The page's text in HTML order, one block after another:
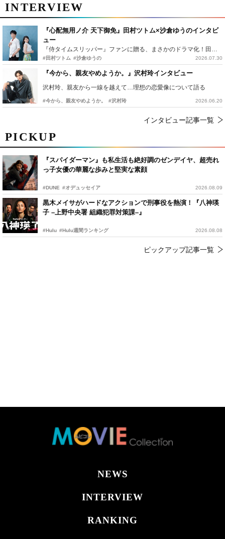
PICKUP
『スパイダーマン』も私生活も絶好調のゼンデイヤ、超売れ
っ子女優の華麗な歩みと堅実な素顔
#DUNE #オデュッセイア 2026.08.09
黒木メイサがハードなアクションで刑事役を熱演！『八神瑛
子 –上野中央署 組織犯罪対策課–』
#Hulu #Hulu週間ランキング 2026.08.08
ピックアップ記事一覧
INTERVIEW
『心配無用ノ介 天下御免』田村ツトム×沙倉ゆうのインタビ
ュー
『侍タイムスリッパー』ファンに贈る、まさかのドラマ化！田村ツトム×沙倉ゆうのが語る『心配無用ノ介』撮影秘話
#田村ツトム #沙倉ゆうの 2026.07.30
『今から、親友やめようか。』沢村玲インタビュー
沢村玲、親友から一線を越えて…理想の恋愛像について語る
#今から、親友やめようか。 #沢村玲 2026.06.20
インタビュー記事一覧
NEWS
INTERVIEW
RANKING